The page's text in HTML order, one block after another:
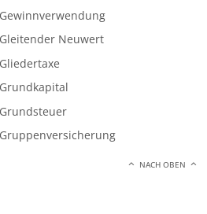
Gewinnverwendung
Gleitender Neuwert
Gliedertaxe
Grundkapital
Grundsteuer
Gruppenversicherung
NACH OBEN